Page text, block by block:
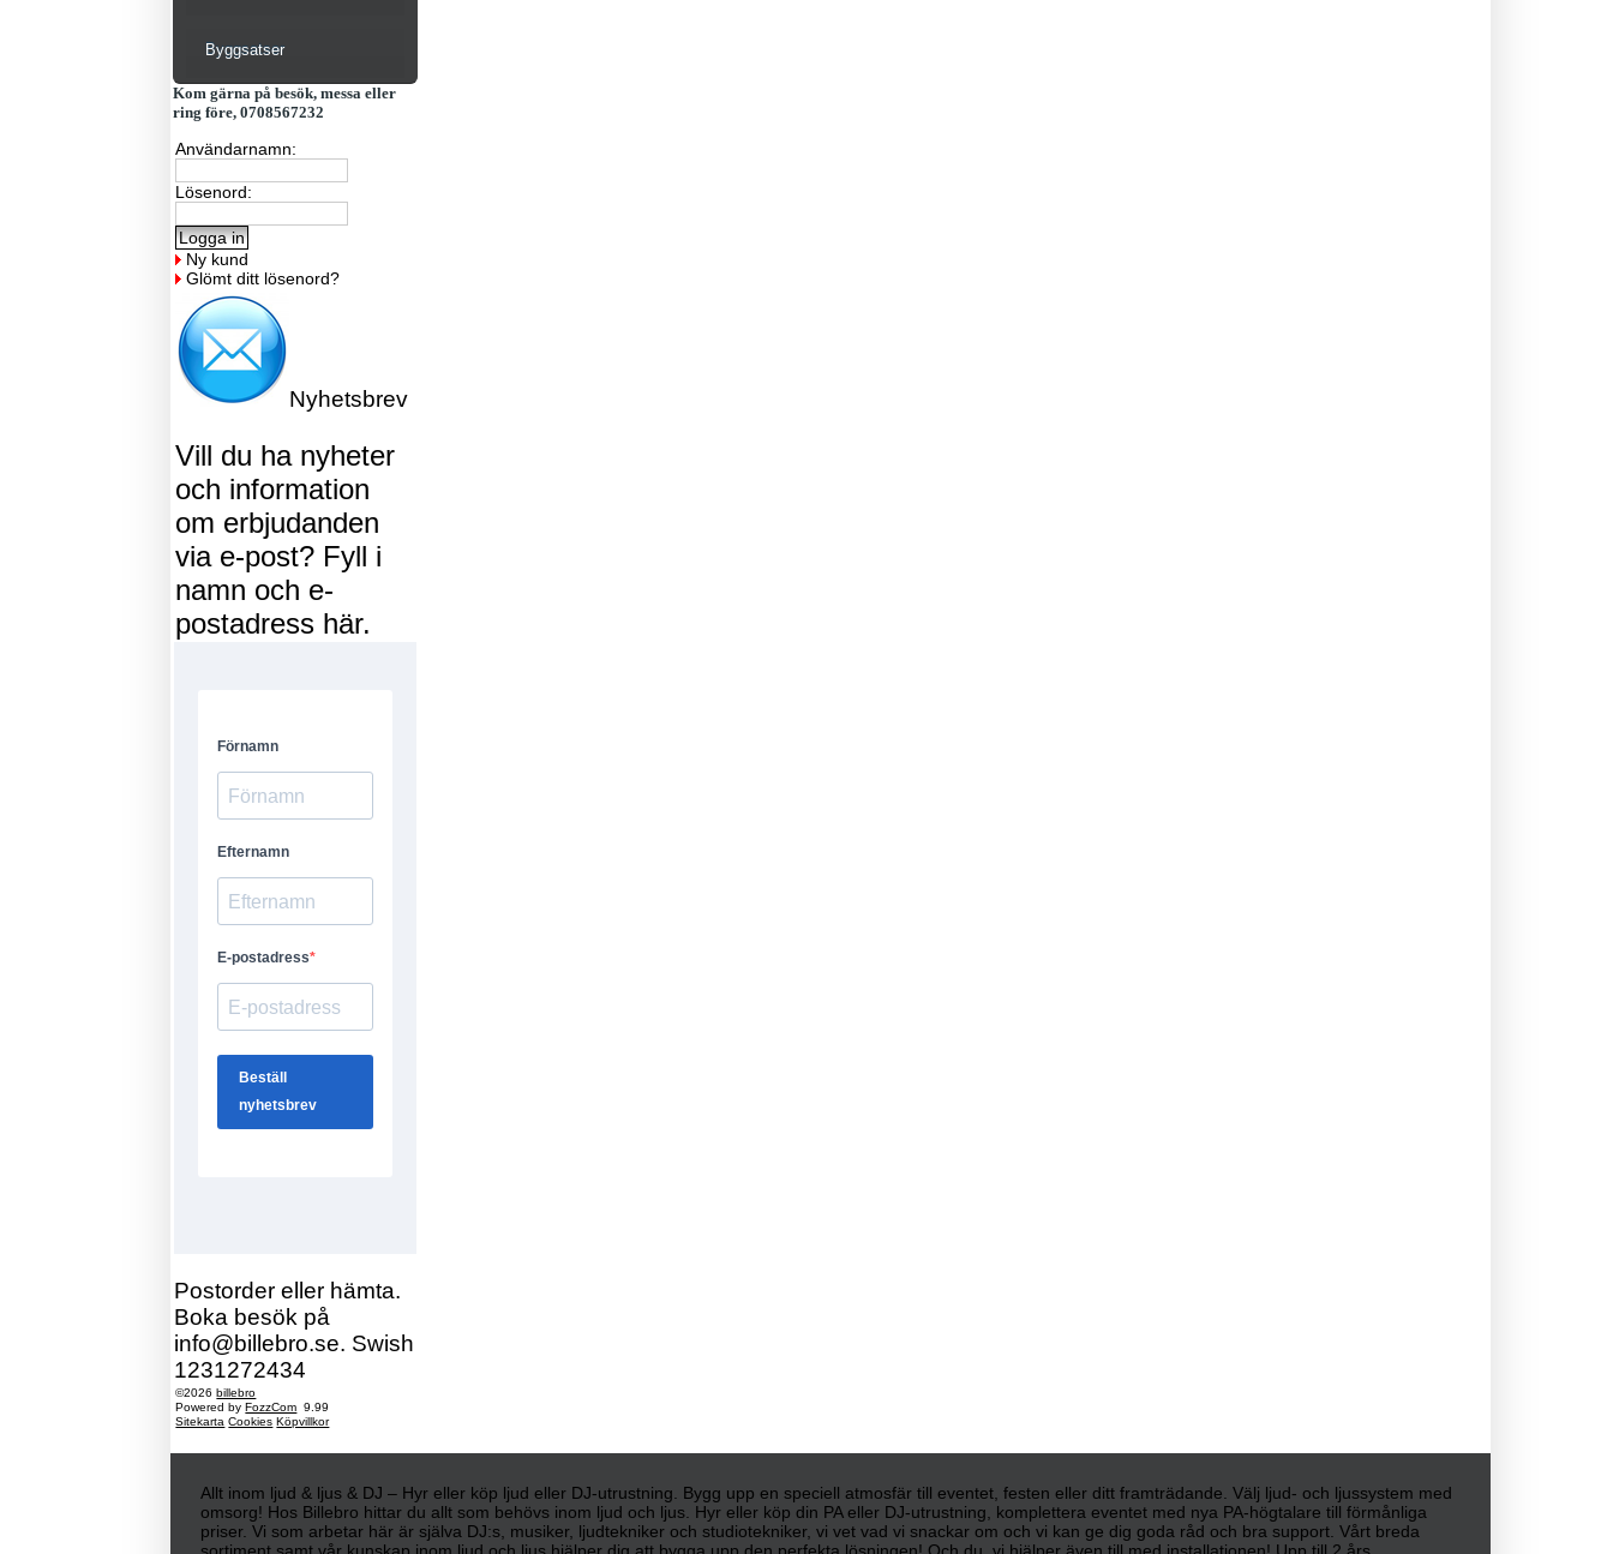
Byggsatser
Kom gärna på besök, messa eller
ring före, 0708567232
Användarnamn:
Lösenord:
Ny kund
Glömt ditt lösenord?
Nyhetsbrev
Vill du ha nyheter
och information
om erbjudanden
via e-post? Fyll i
namn och e-
postadress här.
Postorder eller hämta.
Boka besök på
info@billebro.se. Swish
1231272434
©2026billebro
Powered byFozzCom 9.99
Sitekarta Cookies Köpvillkor
Allt inom ljud & ljus & DJ – Hyr eller köp ljud eller DJ-utrustning. Bygg upp en speciell atmosfär till eventet, festen eller ditt framträdande. Välj ljud- och ljussystem med
omsorg! Hos Billebro hittar du allt som behövs inom ljud och ljus. Hyr eller köp din PA eller DJ-utrustning, komplettera eventet med nya PA-högtalare till förmånliga
priser. Vi som arbetar här är själva DJ:s, musiker, ljudtekniker och studiotekniker, vi vet vad vi snackar om och vi kan ge dig goda råd och bra support. Vårt breda